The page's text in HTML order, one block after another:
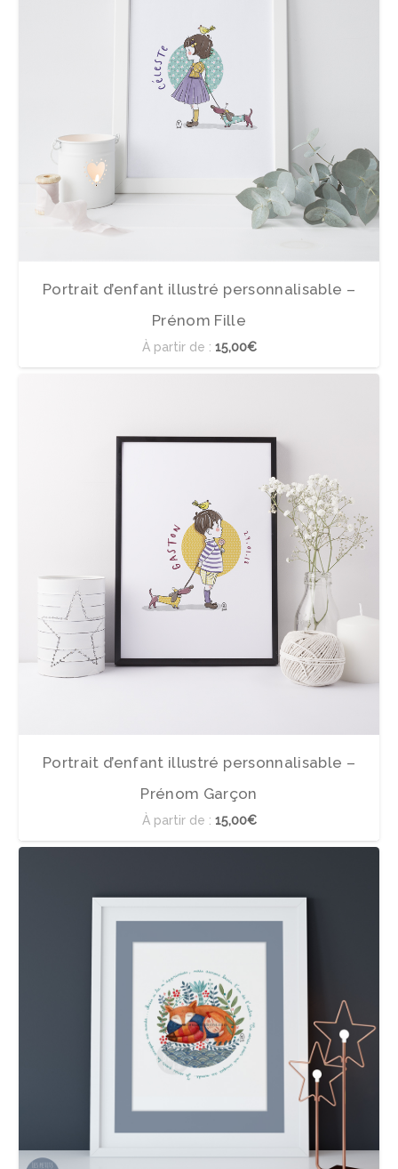
Portrait d’enfant illustré personnalisable –
Prénom Fille
À partir de : 15,00€
Portrait d’enfant illustré personnalisable –
Prénom Garçon
À partir de : 15,00€